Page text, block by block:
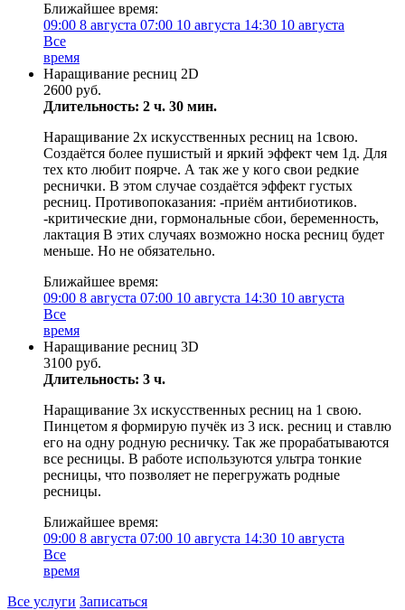
Ближайшее время:
09:00 8 августа 07:00 10 августа 14:30 10 августа
Все
время
Наращивание ресниц 2D
2600 руб.
Длительность: 2 ч. 30 мин.
Наращивание 2х искусственных ресниц на 1свою.
Создаётся более пушистый и яркий эффект чем 1д. Для
тех кто любит поярче. А так же у кого свои редкие
реснички. В этом случае создаётся эффект густых
ресниц. Противопоказания: -приём антибиотиков.
-критические дни, гормональные сбои, беременность,
лактация В этих случаях возможно носка ресниц будет
меньше. Но не обязательно.
Ближайшее время:
09:00 8 августа 07:00 10 августа 14:30 10 августа
Все
время
Наращивание ресниц 3D
3100 руб.
Длительность: 3 ч.
Наращивание 3х искусственных ресниц на 1 свою.
Пинцетом я формирую пучёк из 3 иск. ресниц и ставлю
его на одну родную ресничку. Так же прорабатываются
все ресницы. В работе используются ультра тонкие
ресницы, что позволяет не перегружать родные
ресницы.
Ближайшее время:
09:00 8 августа 07:00 10 августа 14:30 10 августа
Все
время
Все услуги Записаться